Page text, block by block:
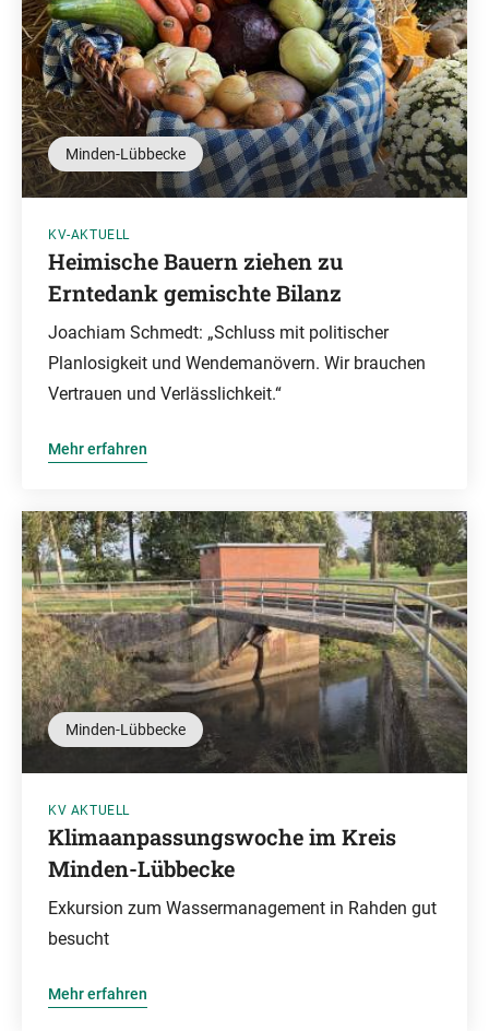
Minden-Lübbecke
KV-AKTUELL
Heimische Bauern ziehen zu
Erntedank gemischte Bilanz
Joachiam Schmedt: „Schluss mit politischer
Planlosigkeit und Wendemanövern. Wir brauchen
Vertrauen und Verlässlichkeit.“
Mehr erfahren
Minden-Lübbecke
KV AKTUELL
Klimaanpassungswoche im Kreis
Minden-Lübbecke
Exkursion zum Wassermanagement in Rahden gut
besucht
Mehr erfahren